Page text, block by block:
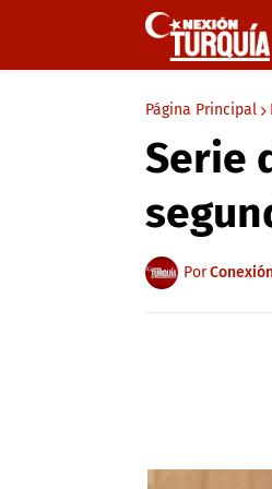
Página Principal
Serie
Por